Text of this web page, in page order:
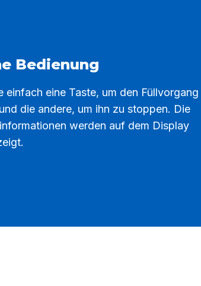
Bedienung
einfach eine Taste, um den Füllvorgang
die andere, um ihn zu stoppen. Die
werden auf dem Display